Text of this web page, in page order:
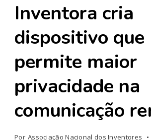
Inventora cria
dispositivo que
permite maior
privacidade na
comunicação
Por Associação Nacional dos Inventores